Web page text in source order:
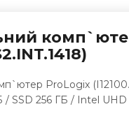
ProLogix
/ SSD 256 ГБ / Intel